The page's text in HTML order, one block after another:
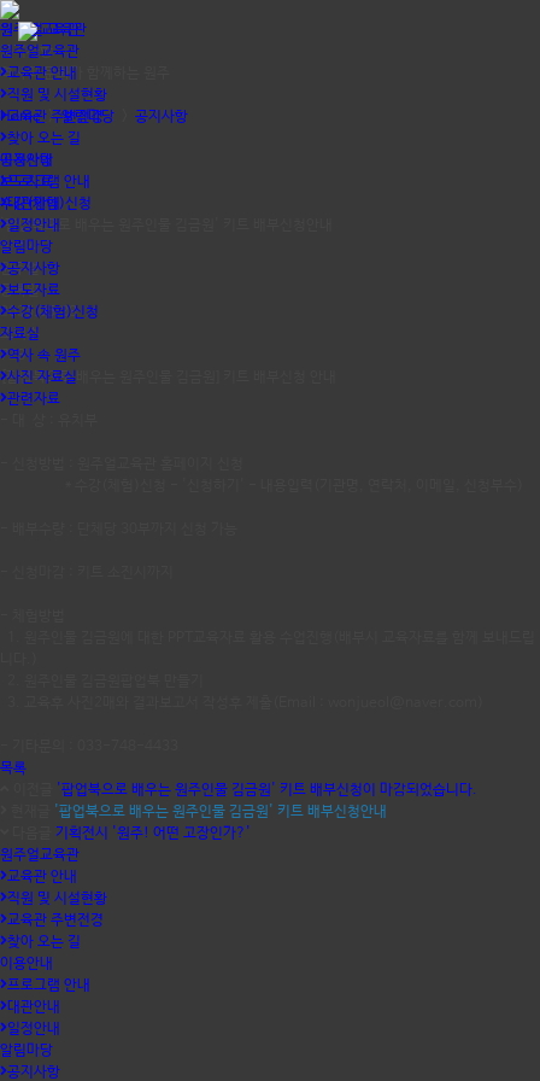
원주얼교육관
원주얼교육관
교육관 안내
직원 및 시설현황
교육관 주변전경
찾아 오는 길
이용안내
프로그램 안내
대관안내
일정안내
알림마당
공지사항
보도자료
수강(체험)신청
자료실
역사 속 원주
사진 자료실
관련자료
원주 얼 교육관
공지사항
역사와 문화가 함께하는 원주
Home>알림마당 공지사항
공지사항
보도자료
수강(체험)신청
'팝업북으로 배우는 원주인물 김금원' 키트 배부신청안내
작성자
원주얼
등록일
2025.05.28
조회수
728
[팝업북으로 배우는 원주인물 김금원] 키트 배부신청 안내
목록
'팝업북으로 배우는 원주인물 김금원' 키트 배부신청이 마감되었습니다.
'팝업북으로 배우는 원주인물 김금원' 키트 배부신청안내
기획전시 '원주! 어떤 고장인가?'
원주얼교육관
교육관 안내
직원 및 시설현황
교육관 주변전경
찾아 오는 길
이용안내
프로그램 안내
대관안내
일정안내
알림마당
공지사항